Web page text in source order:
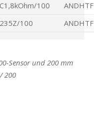
100
100
Sensor und 200 mm
200